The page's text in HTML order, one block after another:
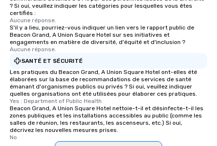
? Si oui, veuillez indiquer les catégories pour lesquelles vous êtes
certifiés :
Aucune réponse.
S'il y a lieu, pourriez-vous indiquer un lien vers le rapport public de
Beacon Grand, A Union Square Hotel sur ses initiatives et
engagements en matière de diversité, d'équité et d'inclusion ?
Aucune réponse.
SANTÉ ET SÉCURITÉ
Les pratiques du Beacon Grand, A Union Square Hotel ont-elles été
élaborées sur la base de recommandations de services de santé
émanant d'organismes publics ou privés ? Si oui, veuillez indiquer
quelles organisations ont été utilisées pour élaborer ces pratiques.
Yes : Department of Public Health
Beacon Grand, A Union Square Hotel nettoie-t-il et désinfecte-t-il les
zones publiques et les installations accessibles au public (comme les
salles de réunion, les restaurants, les ascenseurs, etc.) Si oui,
décrivez les nouvelles mesures prises.
No